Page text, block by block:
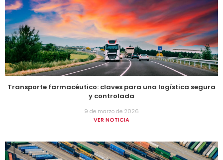
Transporte farmacéutico: claves para una logística segura
y controlada
9 de marzo de 2026
VER NOTICIA